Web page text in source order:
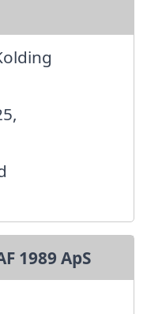
1989 ApS